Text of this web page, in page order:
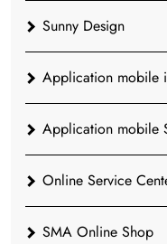
Sunny Design
Application mobile
Application mobile
Online Service
SMA Online Shop